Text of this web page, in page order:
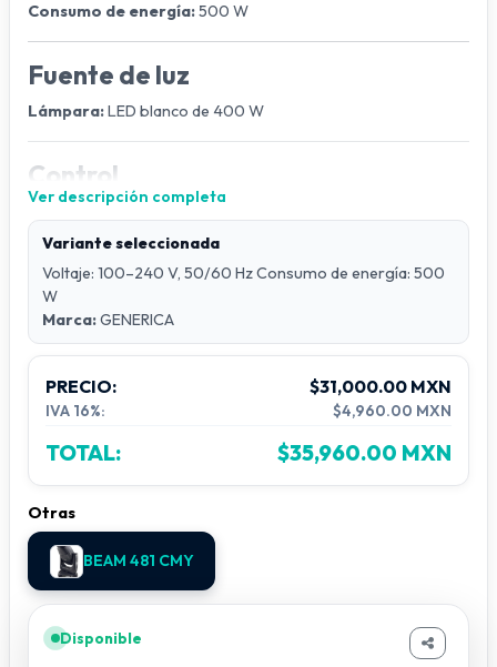
Consumo de energía:500 W
Fuente de luz
Lámpara:LED blanco de 400 W
Control
Canales DMX:
24 canales
Modo de operación:
maestro-esclavo / DMX / automático /
Efectos
Estroboscopio electrónico:hasta 25 Hz
Atenuación (dimming):
lineal de 0–100%
Óptica y efectos
Gobo fijo:11 gobos + abierto
Gobo rotativo:
Colores:9 colores + abierto + CTO + CTB
Prisma 1:8 caras
Prisma 2:
Movimiento
Ver descripción completa
Variante seleccionada
Voltaje: 100–240 V, 50/60 Hz Consumo de energía: 500
W
Marca:GENERICA
PRECIO: $31,000.00 MXN
IVA 16%: $4,960.00 MXN
TOTAL: $35,960.00 MXN
Otras
BEAM 481 CMY
Disponible